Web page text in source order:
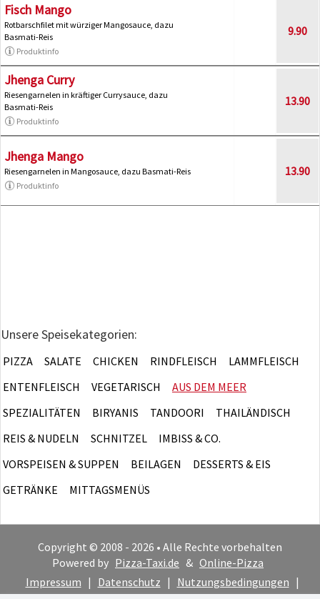
Fisch Mango
Rotbarschfilet mit würziger Mangosauce, dazu
Basmati-Reis
Produktinfo
9.90
Jhenga Curry
Riesengarnelen in kräftiger Currysauce, dazu
Basmati-Reis
Produktinfo
13.90
Jhenga Mango
Riesengarnelen in Mangosauce, dazu Basmati-Reis
Produktinfo
13.90
Unsere Speisekategorien:
PIZZA SALATE CHICKEN RINDFLEISCH
LAMMFLEISCH
ENTENFLEISCH
VEGETARISCH
AUS DEM MEER
SPEZIALITÄTEN
BIRYANIS TANDOORI
THAILÄNDISCH
REIS & NUDELN
SCHNITZEL
IMBISS & CO.
VORSPEISEN & SUPPEN
BEILAGEN
DESSERTS & EIS
GETRÄNKE
MITTAGSMENÜS
Copyright © 2008 - 2026 • Alle Rechte vorbehalten
Powered by Pizza-Taxi.de & Online-Pizza
Impressum | Datenschutz | Nutzungsbedingungen |